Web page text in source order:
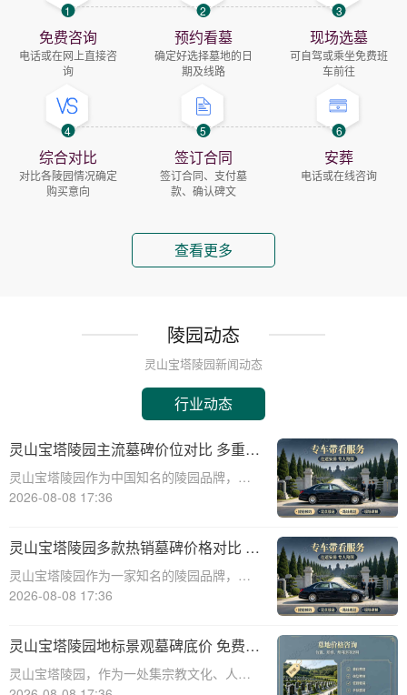
1
免费咨询
电话或在网上直接咨
询
2
预约看墓
确定好选择墓地的日
期及线路
3
现场选墓
可自驾或乘坐免费班
车前往
4
综合对比
对比各陵园情况确定
购买意向
5
签订合同
签订合同、支付墓
款、确认碑文
6
安葬
电话或在线咨询
查看更多
陵园动态
灵山宝塔陵园新闻动态
行业动态
灵山宝塔陵园主流墓碑价位对比 多重优
惠叠加省钱攻略详解
灵山宝塔陵园作为中国知名的陵园品牌，其
墓碑产品种类丰富，价格区间广泛，能够满
发，详细介绍灵山宝塔陵园主流墓碑的价位
对比，并为您提供多重优惠叠加省钱攻略，
帮助您在选购
2026-08-08 17:36
灵山宝塔陵园多款热销墓碑价格对比 多
重优惠组合省钱指南
灵山宝塔陵园作为一家知名的陵园品牌，提
供多种高质量且价格合理的墓碑选择。本文
格对比，并提供多重优惠组合省钱指南，帮
助消费者在选购墓碑时做出明智的决策。☎
灵山宝塔
2026-08-08 17:36
灵山宝塔陵园地标景观墓碑底价 免费班
车配套购墓即享详解
灵山宝塔陵园，作为一处集宗教文化、人文